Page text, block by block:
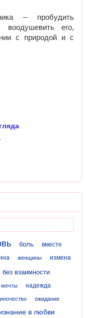
– пробудить
воодушевить его,
с природой и с
боль вместе
женщины измена
взаимности
мечты надежда
ожидание
в любви